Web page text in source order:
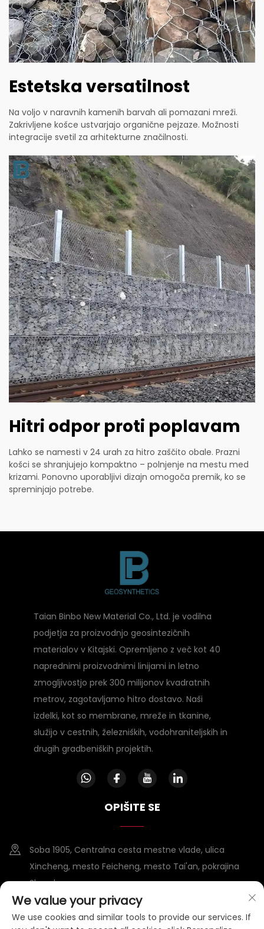
Estetska versatilnost
Na voljo v naravnih kamenih barvah ali pomazani mreži.
Zakrivljene košce ustvarjajo organične pejzaze. Možnosti
integracije svetil za arhitekturne značilnosti.
Hitri odpor proti poplavam
Lahko se namesti v 24 urah za hitro zaščito obale. Prazni
košci se shranjujejo kompaktno – polnjenje na mestu med
krizami. Ponovno uporabljivi dizajn omogoča premik, ko se
spreminjajo potrebe.
Taian Binbo New Material Co., Ltd. je vodilna
podjetja za proizvodnjo geosintezičnih
materialov v Kitajski. Opremljeno z več kot 40
naprednimi proizvodnimi linijami in letno
zmogljivostjo prek 300 milijonov kvadratnih
metrov, zagotavljamo hitro dostavo. Naši
izdelki, kot so membrane, mreže in tkanine,
služijo v cestnih, železniških, vodohraniteljskih in
drugih gradbeniških projektih.
OPIŠITE SE
Soba 1905, Centralna cesta mestne vlade, ulica
Xincheng, mesto Feicheng, mesto Tai'an, pokrajina
Shandong
+86-15953807388
We value your privacy
We use cookies and similar tools to provide our services. If